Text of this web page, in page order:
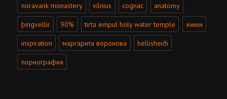
noravank monastery vilnius cognac anatomy
þingvellir 90% tirta empul holy water temple хикки
inspiration маргарита воронова hellisheiði
порнография